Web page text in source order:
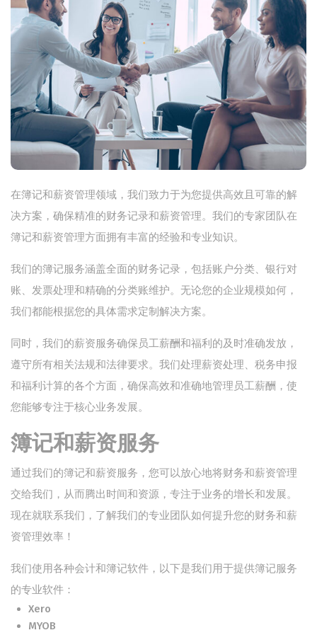
在簿记和薪资管理领域，我们致力于为您提供高效且可靠的解
决方案，确保精准的财务记录和薪资管理。我们的专家团队在
簿记和薪资管理方面拥有丰富的经验和专业知识。
我们的簿记服务涵盖全面的财务记录，包括账户分类、银行对
账、发票处理和精确的分类账维护。无论您的企业规模如何，
我们都能根据您的具体需求定制解决方案。
同时，我们的薪资服务确保员工薪酬和福利的及时准确发放，
遵守所有相关法规和法律要求。我们处理薪资处理、税务申报
和福利计算的各个方面，确保高效和准确地管理员工薪酬，使
您能够专注于核心业务发展。
簿记和薪资服务
通过我们的簿记和薪资服务，您可以放心地将财务和薪资管理
交给我们，从而腾出时间和资源，专注于业务的增长和发展。
现在就联系我们，了解我们的专业团队如何提升您的财务和薪
资管理效率！
我们使用各种会计和簿记软件，以下是我们用于提供簿记服务
的专业软件：
Xero
MYOB